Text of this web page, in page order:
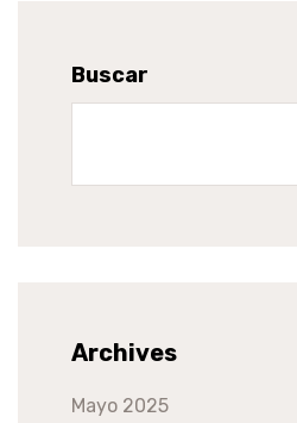
Buscar
Archives
Mayo 2025